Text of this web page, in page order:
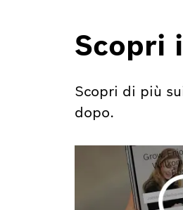
Scopri
Scopri di più
dopo.